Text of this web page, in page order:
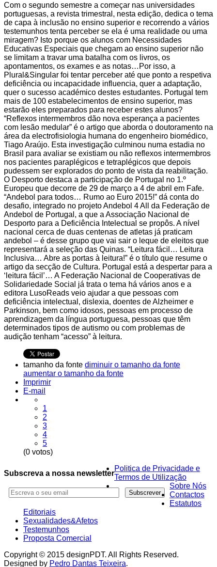
Com o segundo semestre a começar nas universidades
portuguesas, a revista trimestral, nesta edição, dedica o tema
de capa à inclusão no ensino superior e recorrendo a vários
testemunhos tenta perceber se ela é uma realidade ou uma
miragem? Isto porque os alunos com Necessidades
Educativas Especiais que chegam ao ensino superior não
se limitam a travar uma batalha com os livros, os
apontamentos, os exames e as notas…Por isso, a
Plural&Singular foi tentar perceber até que ponto a respetiva
deficiência ou incapacidade influencia, quer a adaptação,
quer o sucesso académico destes estudantes. Portugal tem
mais de 100 estabelecimentos de ensino superior, mas
estarão eles preparados para receber estes alunos?
“Reflexos intermembros dão nova esperança a pacientes
com lesão medular” é o artigo que aborda o doutoramento na
área da electrofisiologia humana do engenheiro biomédico,
Tiago Araújo. Esta investigação culminou numa estadia no
Brasil para avaliar se existiam ou não reflexos intermembros
nos pacientes paraplégicos e tetraplégicos que depois
pudessem ser explorados do ponto de vista da reabilitação.
O Desporto destaca a participação de Portugal no 1.º
Europeu que decorre de 29 de março a 4 de abril em Fafe.
“Andebol para todos… Rumo ao Euro 2015!” dá conta do
desafio, integrado no projeto Andebol 4 All da Federação de
Andebol de Portugal, a que a Associação Nacional de
Desporto para a Deficiência Intelectual se propôs. A nível
nacional cerca de duas centenas de atletas já praticam
andebol – é desse grupo que vai sair o leque de eleitos que
representará a seleção das Quinas. “Leitura fácil… Leitura
Inclusiva… Abre as portas à leitura!” é o título que resume o
artigo da secção de Cultura. Portugal está a despertar para a
‘leitura fácil’… A Federação Nacional de Cooperativas de
Solidariedade Social já trata o tema há vários anos e a
editora LusoReads veio ajudar a que pessoas com
deficiência intelectual, dislexia, doentes de Alzheimer e
Parkinson, bem como idosos, pessoas em processo de
aprendizagem da língua portuguesa, pessoas que têm
determinados tipos de autismo ou com problemas de
audição tenham “acesso” à leitura.
tamanho da fonte diminuir o tamanho da fonte
aumentar o tamanho da fonte
Imprimir
E-mail
1
2
3
4
5
(0 votos)
Subscreva a nossa newsletter
Politica de Privacidade e
Termos de Utilização
Sobre Nós
Contactos
Estatutos
Editoriais
Sexualidades&Afetos
Testemunhos
Proposta Comercial
Copyright © 2015 designPDT. All Rights Reserved.
Designed by Pedro Dantas Teixeira.